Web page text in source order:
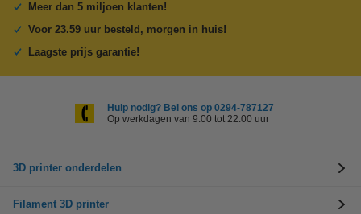
Meer dan 5 miljoen klanten!
Voor 23.59 uur besteld, morgen in huis!
Laagste prijs garantie!
Hulp nodig? Bel ons op 0294-787127
Op werkdagen van 9.00 tot 22.00 uur
3D printer onderdelen
Filament 3D printer